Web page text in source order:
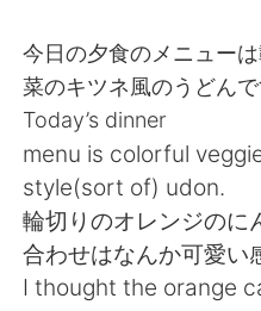
English
繁體中文
العربية
今日の夕食のメニュー
菜のキツネ風のうどん
Today’s dinner
menu is colorful
style(sort of) udon.
輪切りのオレンジのに
合わせはなんか可愛い
I thought the orange